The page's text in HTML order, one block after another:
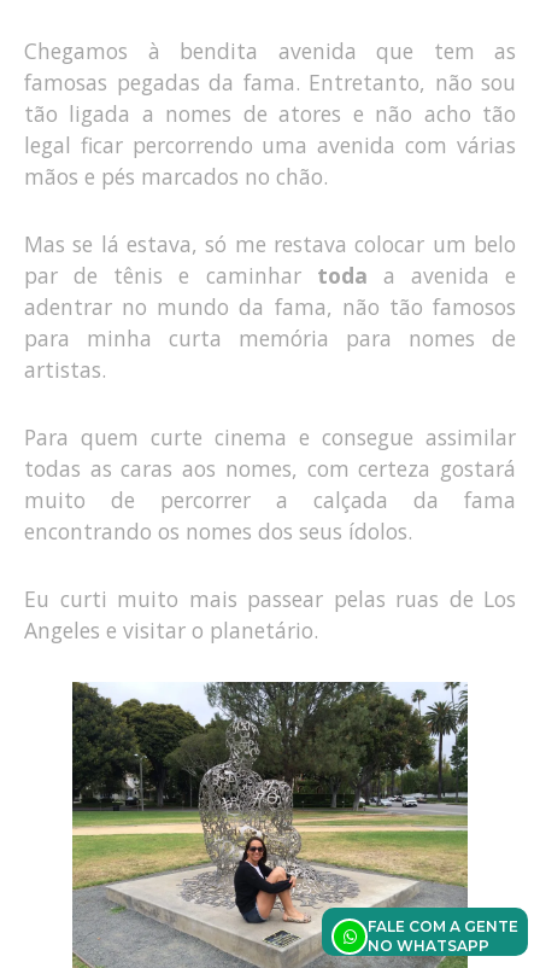
Chegamos à bendita avenida que tem as
famosas pegadas da fama. Entretanto, não sou
tão ligada a nomes de atores e não acho tão
legal ficar percorrendo uma avenida com várias
mãos e pés marcados no chão.
Mas se lá estava, só me restava colocar um belo
par de tênis e caminhar toda a avenida e
adentrar no mundo da fama, não tão famosos
para minha curta memória para nomes de
artistas.
Para quem curte cinema e consegue assimilar
todas as caras aos nomes, com certeza gostará
muito de percorrer a calçada da fama
encontrando os nomes dos seus ídolos.
Eu curti muito mais passear pelas ruas de Los
Angeles e visitar o planetário.
FALE COM A GENTE
NO WHATSAPP